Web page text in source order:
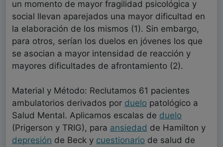
un momento de mayor fragilidad psicológica y
social llevan aparejados una mayor dificultad en
la elaboración de los mismos (1). Sin embargo,
para otros, serían los duelos en jóvenes los que
se asocian a mayor intensidad de reacción y
mayores dificultades de afrontamiento (2).
Material y Método: Reclutamos 61 pacientes
ambulatorios derivados por duelo patológico a
Salud Mental. Aplicamos escalas de duelo
(Prigerson y TRIG), para ansiedad de Hamilton y
depresión de Beck y cuestionario de salud de